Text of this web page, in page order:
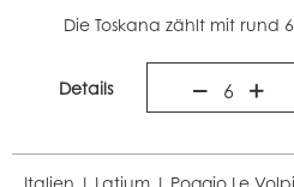
Die Toskana zählt mit rund
Details 6